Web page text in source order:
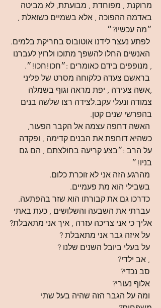
מרוקנת , מפוחדת , מבועתת, לא מביטה
באדמה ההפוכה , אלא בשמיים כשואלת ,
״מה עכשיו?״
האנשים החלו להשפך מתוכו ולרוץ לעברנו
, מנופפים בידם כאומרים :״חכו!חכו!״.
בראשם צעדה כלקוחה מסרט של פליני
,אשה צעירה , יפת מראה וגוף בשמלה
צמודה ונעלי עקב.לצידה רצו שלשה בנים
בהפרשי שנים קטן.
האשה דחפה עצמה אל הקבר הפעור,
כשהיא דוחפת את הבנים קדימה , ופקדה
על הרב :״בצע קריעה בחולצתם , הם גם
בניו!״
עברתי את השבעה והשלושים , כעת באתי
אליך כי אני צריכה עזרה , איך אני מתאבלת?
ומה על הגבר הזה שהיה בעל שתי